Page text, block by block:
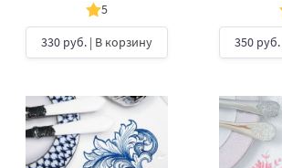
5
330 руб. | В корзину
350 руб.